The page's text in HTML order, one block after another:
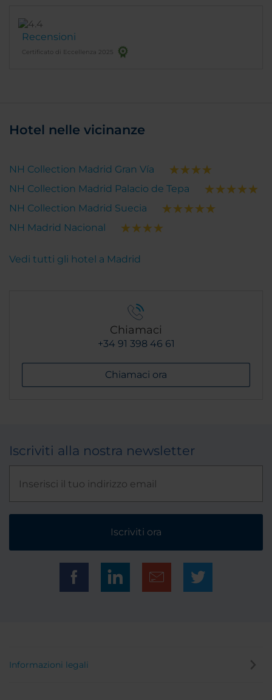
Recensioni
Certificato di Eccellenza 2025
Hotel nelle vicinanze
NH Collection Madrid Gran Vía
NH Collection Madrid Palacio de Tepa
NH Collection Madrid Suecia
NH Madrid Nacional
Vedi tutti gli hotel a Madrid
Chiamaci
+34 91 398 46 61
Chiamaci ora
Iscriviti alla nostra newsletter
Iscriviti ora
Informazioni legali